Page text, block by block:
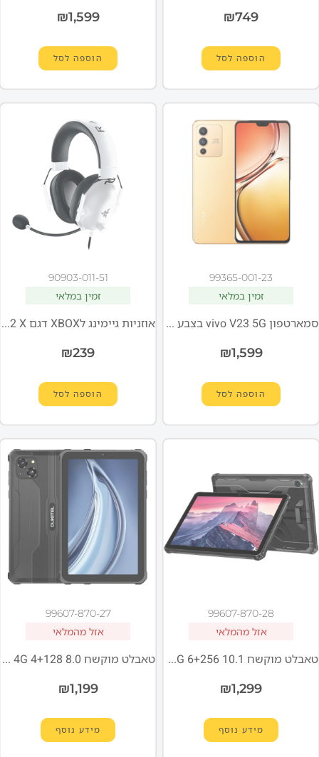
₪749
הוספה לסל
₪1,599
הוספה לסל
99365-001-23
זמין במלאי
סמארטפון vivo V23 5G בצבע זהב שמש
₪1,599
הוספה לסל
90903-011-51
זמין במלאי
אוזניות גיימינג לXBOX דגם BlackShark V2 X בצבע לבן מבית Razer
₪239
הוספה לסל
99607-870-28
אזל מהמלאי
טאבלט מוקשח OUKITEL RT9 4G 6+256 10.1 שחור סוללה 11000mAh
₪1,299
מידע נוסף
99607-870-27
אזל מהמלאי
טאבלט מוקשח OUKITEL RT3PRO 4G 4+128 8.0 שחור סוללה 5150mAh
₪1,199
מידע נוסף